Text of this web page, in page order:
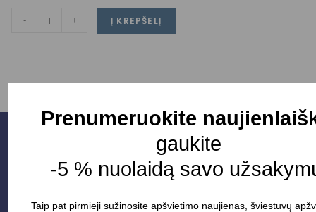
- + Į KREPŠELĮ
Prenumeruokite
gaukite
-5 % nuolaidą savo
Taip pat pirmieji sužinosite apšvietimo naujienas, šviestuvų